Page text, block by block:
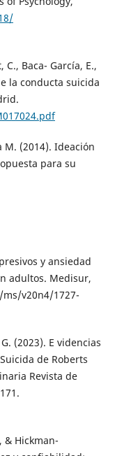
C., Baca- García, E.,
la conducta suicida
M. (2014). Ideación
para su
y ansiedad
adultos. Medisur,
v20n4/1727-
(2023). E videncias
de Roberts
Revista de
& Hickman-